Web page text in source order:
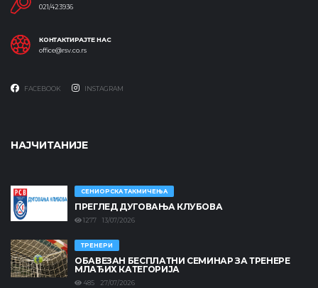
021/423936
КОНТАКТИРАЈТЕ НАС
office@rsv.co.rs
FACEBOOK INSTAGRAM
НАЈЧИТАНИЈЕ
СЕНИОРСКА ТАКМИЧЕЊА
ПРЕГЛЕД ДУГОВАЊА КЛУБОВА
1277 13/07/2026
ТРЕНЕРИ
ОБАВЕЗАН БЕСПЛАТНИ СЕМИНАР ЗА ТРЕНЕРЕ
МЛАЂИХ КАТЕГОРИЈА
485 27/07/2026